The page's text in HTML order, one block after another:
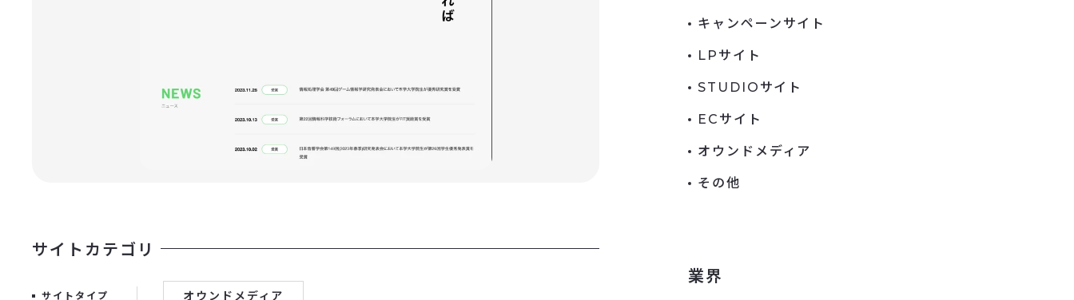
サイトカテゴリ
サイトタイプ オウンドメディア
キャンペーンサイト
LPサイト
STUDIOサイト
ECサイト
オウンドメディア
その他
業界